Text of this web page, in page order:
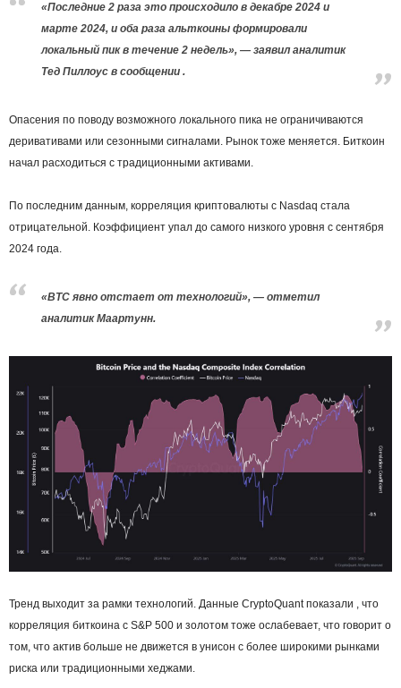
«Последние 2 раза это происходило в декабре 2024 и
марте 2024, и оба раза альткоины формировали
локальный пик в течение 2 недель», — заявил аналитик
Тед Пиллоус в сообщении .
Опасения по поводу возможного локального пика не ограничиваются
деривативами или сезонными сигналами. Рынок тоже меняется. Биткоин
начал расходиться с традиционными активами.
По последним данным, корреляция криптовалюты с Nasdaq стала
отрицательной. Коэффициент упал до самого низкого уровня с сентября
2024 года.
«BTC явно отстает от технологий», — отметил
аналитик Маартунн.
Тренд выходит за рамки технологий. Данные CryptoQuant показали , что
корреляция биткоина с S&P 500 и золотом тоже ослабевает, что говорит о
том, что актив больше не движется в унисон с более широкими рынками
риска или традиционными хеджами.